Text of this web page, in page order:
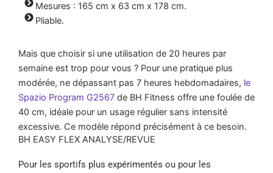
Mesures : 165 cm x 63 cm x 178 cm.
Pliable.
Mais que choisir si une utilisation de 20 heures par
semaine est trop pour vous ? Pour une pratique plus
modérée, ne dépassant pas 7 heures hebdomadaires, le
Spazio Program G2567 de BH Fitness offre une foulée de
40 cm, idéale pour un usage régulier sans intensité
excessive. Ce modèle répond précisément à ce besoin.
BH EASY FLEX ANALYSE/REVUE
Pour les sportifs plus expérimentés ou pour les